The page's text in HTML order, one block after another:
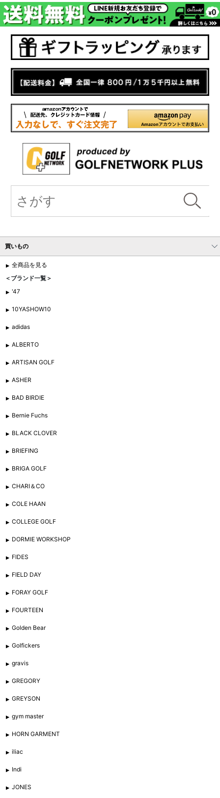
買いもの
全商品を見る
＜ブランド一覧＞
'47
10YASHOW10
adidas
ALBERTO
ARTISAN GOLF
ASHER
BAD BIRDIE
Bernie Fuchs
BLACK CLOVER
BRIEFING
BRIGA GOLF
CHARI＆CO
COLE HAAN
COLLEGE GOLF
DORMIE WORKSHOP
FIDES
FIELD DAY
FORAY GOLF
FOURTEEN
Golden Bear
Golfickers
gravis
GREGORY
GREYSON
gym master
HORN GARMENT
iliac
Indi
JONES